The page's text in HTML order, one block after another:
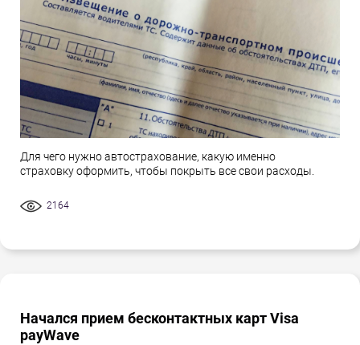
Для чего нужно автострахование, какую именно
страховку оформить, чтобы покрыть все свои расходы.
2164
Начался прием бесконтактных карт Visa
payWave